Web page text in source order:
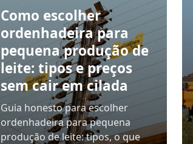
Como escolher
ordenhadeira para
pequena produção de
leite: tipos e preços
sem cair em cilada
Guia honesto para escolher
ordenhadeira para pequena
produção de leite: tipos, o que